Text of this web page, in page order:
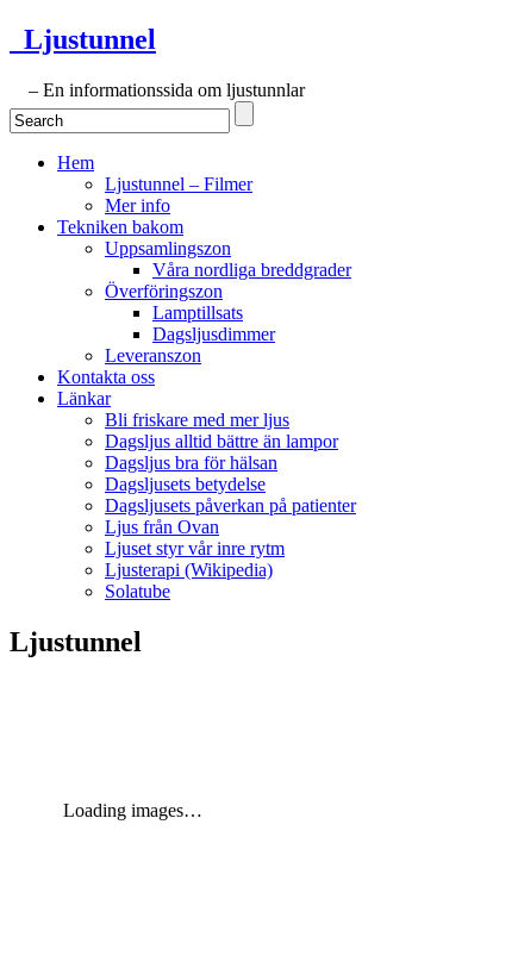
Ljustunnel
– En informationssida om ljustunnlar
Hem
Ljustunnel – Filmer
Mer info
Tekniken bakom
Uppsamlingszon
Våra nordliga breddgrader
Överföringszon
Lamptillsats
Dagsljusdimmer
Leveranszon
Kontakta oss
Länkar
Bli friskare med mer ljus
Dagsljus alltid bättre än lampor
Dagsljus bra för hälsan
Dagsljusets betydelse
Dagsljusets påverkan på patienter
Ljus från Ovan
Ljuset styr vår inre rytm
Ljusterapi (Wikipedia)
Solatube
Ljustunnel
Loading images…